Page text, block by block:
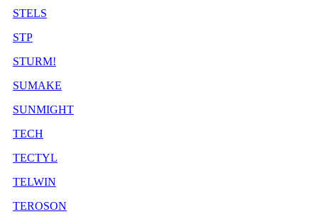
STELS
STP
STURM!
SUMAKE
SUNMIGHT
TECH
TECTYL
TELWIN
TEROSON